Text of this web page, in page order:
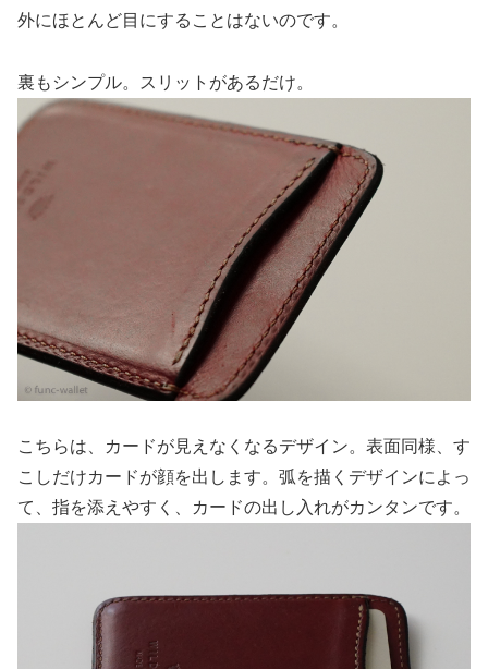
外にほとんど目にすることはないのです。
裏もシンプル。スリットがあるだけ。
こちらは、カードが見えなくなるデザイン。表面同様、す
こしだけカードが顔を出します。弧を描くデザインによっ
て、指を添えやすく、カードの出し入れがカンタンです。